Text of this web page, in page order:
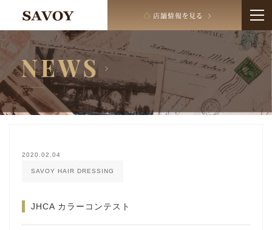
2020.02.04
SAVOY HAIR DRESSING
JHCA カラーコンテスト